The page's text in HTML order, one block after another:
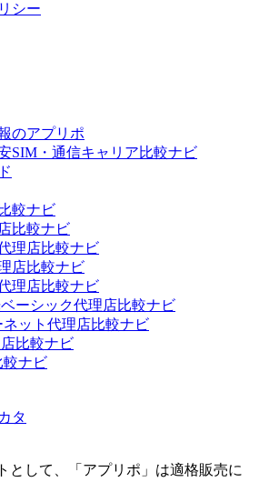
シー
のアプリポ
SIM・通信キャリア比較ナビ
較ナビ
比較ナビ
理店比較ナビ
店比較ナビ
理店比較ナビ
ーシック代理店比較ナビ
ット代理店比較ナビ
比較ナビ
較ナビ
タ
として、「アプリポ」は適格販売に